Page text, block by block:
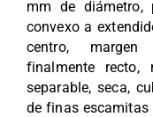
mm de diámetro,
convexo a
centro, margen
finalmente recto,
separable, seca,
de finas escamitas